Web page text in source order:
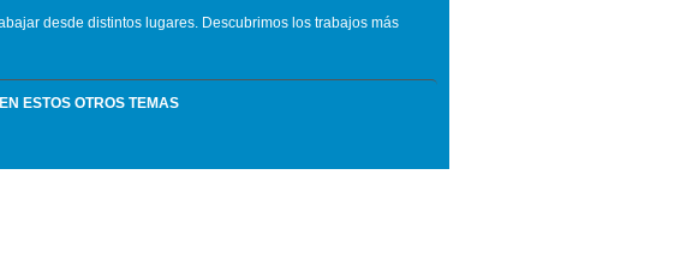
desde distintos lugares. Descubrimos los trabajos más
ESTOS OTROS TEMAS